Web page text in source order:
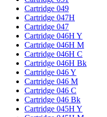
Cartridge 049
Cartridge 047H
Cartridge 047
Cartridge 046H Y
Cartridge 046H M
Cartridge 046H C
Cartridge 046H Bk
Cartridge 046 Y
Cartridge 046 M
Cartridge 046 C
Cartridge 046 Bk
Cartridge 045H Y